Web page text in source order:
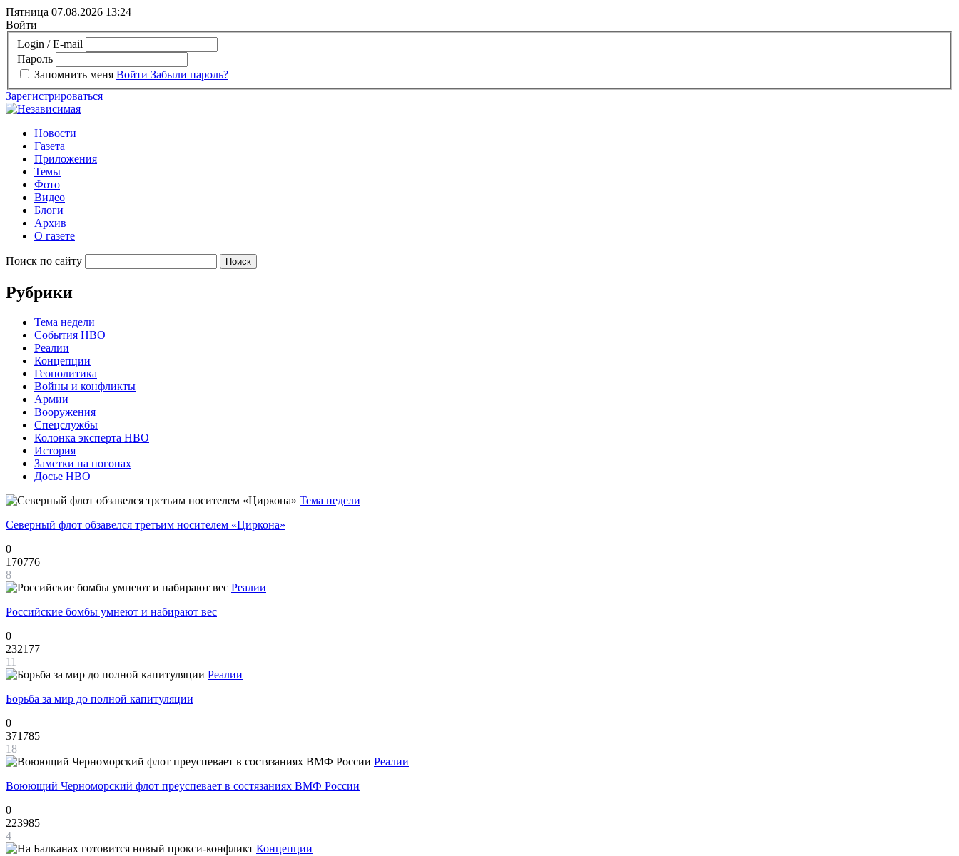
Пятница 07.08.2026 13:24
Войти
Login / E-mail
Пароль
Запомнить меня Войти Забыли пароль?
Зарегистрироваться
Новости
Газета
Приложения
Темы
Фото
Видео
Блоги
Архив
О газете
Поиск по сайту
Рубрики
Тема недели
События НВО
Реалии
Концепции
Геополитика
Войны и конфликты
Армии
Вооружения
Спецслужбы
Колонка эксперта НВО
История
Заметки на погонах
Досье НВО
Тема недели
Северный флот обзавелся третьим носителем «Циркона»
0
170776
8
Реалии
Российские бомбы умнеют и набирают вес
0
232177
11
Реалии
Борьба за мир до полной капитуляции
0
371785
18
Реалии
Воюющий Черноморский флот преуспевает в состязаниях ВМФ России
0
223985
4
Концепции